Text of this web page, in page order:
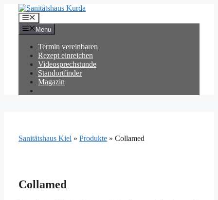
Inhalt
springen
Menü
Menu
Termin vereinbaren
Rezept einreichen
Videosprechstunde
Standortfinder
Magazin
Sanitätshaus Kiel » Produkte » Collamed
Collamed